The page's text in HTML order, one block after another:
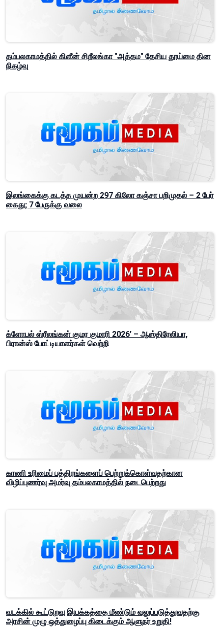
தம்பலகாமத்தில் கிளீன் சிறீலங்கா "அத்தம" தேசிய தூய்மை தின
நிகழ்வு
இலங்கைக்கு கடத்த முயன்ற 297 கிலோ கஞ்சா பறிமுதல் – 2 பேர்
கைது; 7 பேருக்கு வலை
க்ளோபல் ஸ்ரீலங்கன் குமர குமாரி 2026’ – ஆஸ்திரேலியா,
பிரான்ஸ் போட்டியாளர்கள் வெற்றி
காணி உரிமைப் பத்திரங்களைப் பெற்றுக்கொள்வதற்கான
விழிப்புணர்வு அமர்வு தம்பலகாமத்தில் நடைபெற்றது
வடக்கில் கூட்டுறவு இயக்கத்தை மீண்டும் வலுப்படுத்துவதற்கு
அரசின் முழு ஒத்துழைப்பு கிடைக்கும் ஆளுநர் உறுதி!